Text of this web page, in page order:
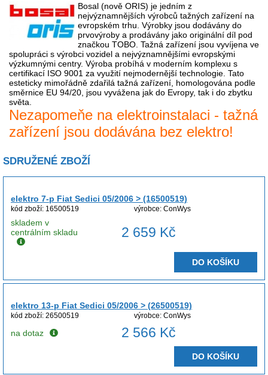
Bosal (nově ORIS) je jedním z
nejvýznamnějších výrobců tažných zařízení na
evropském trhu. Výrobky jsou dodávány do
prvovýroby a prodávány jako originální díl pod
značkou TOBO. Tažná zařízení jsou vyvíjena ve
spolupráci s výrobci vozidel a nejvýznamnějšími evropskými
výzkumnými centry. Výroba probíhá v moderním komplexu s
certifikací ISO 9001 za využití nejmodernější technologie. Tato
esteticky mimořádně zdařilá tažná zařízení, homologována podle
směrnice EU 94/20, jsou vyvážena jak do Evropy, tak i do zbytku
světa.
Nezapomeňe na elektroinstalaci - tažná
zařízení jsou dodávána bez elektro!
SDRUŽENÉ ZBOŽÍ
elektro 7-p Fiat Sedici 05/2006 > (16500519)
kód zboží: 16500519 výrobce: ConWys
skladem v
centrálním skladu
2 659 Kč
DO KOŠÍKU
elektro 13-p Fiat Sedici 05/2006 > (26500519)
kód zboží: 26500519 výrobce: ConWys
na dotaz 2 566 Kč
DO KOŠÍKU